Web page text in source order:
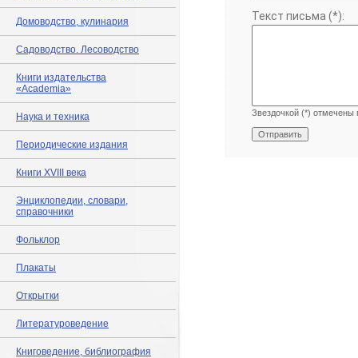
Домоводство, кулинария
Садоводство. Лесоводство
Книги издательства
«Academia»
Наука и техника
Периодические издания
Книги XVIII века
Энциклопедии, словари,
справочники
Фольклор
Плакаты
Открытки
Литературоведение
Книговедение, библиография
Текст письма (*):
Звездочкой (*) отмечены